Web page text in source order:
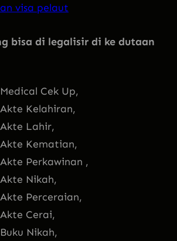
visa pelaut
bisa di legalisir di ke dutaan
Cek Up,
Kelahiran,
Lahir,
Kematian,
Perkawinan ,
Nikah,
Perceraian,
Cerai,
Nikah,